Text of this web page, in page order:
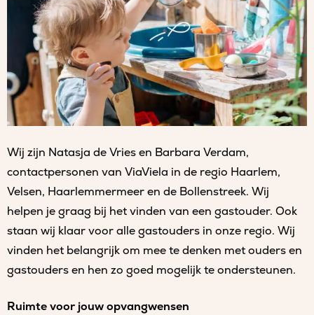
Wij zijn Natasja de Vries en Barbara Verdam,
contactpersonen van ViaViela in de regio Haarlem,
Velsen, Haarlemmermeer en de Bollenstreek. Wij
helpen je graag bij het vinden van een gastouder. Ook
staan wij klaar voor alle gastouders in onze regio. Wij
vinden het belangrijk om mee te denken met ouders en
gastouders en hen zo goed mogelijk te ondersteunen.
Ruimte voor jouw opvangwensen